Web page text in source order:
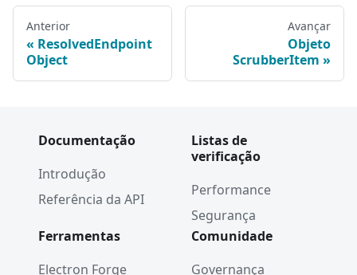
Anterior
ResolvedEndpoint
Object
Avançar
Objeto
ScrubberItem
Documentação
Introdução
Referência da API
Listas de
verificação
Performance
Segurança
Ferramentas
Electron Forge
Comunidade
Governança